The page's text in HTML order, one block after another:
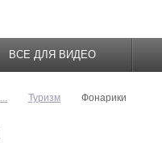
ВСЕ ДЛЯ ВИДЕО
... Туризм Фонарики